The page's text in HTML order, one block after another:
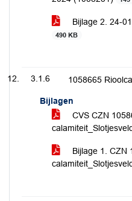
Bijlage 2. 24-
490 KB
3.1.6 1058665
Bijlagen
CVS CZN
Bijlage 1. CZN